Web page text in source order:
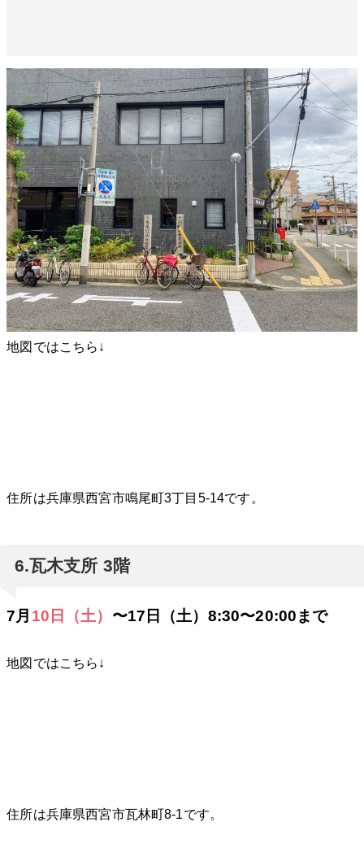
地図ではこちら↓
住所は兵庫県西宮市鳴尾町3丁目5-14です。
6.瓦木支所 3階
7月 10日（土） 〜17日（土）8:30〜20:00まで
地図ではこちら↓
住所は兵庫県西宮市瓦林町8-1です。